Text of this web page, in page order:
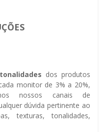
dos produtos
monitor de 3% a 20%,
nossos canais de
dúvida pertinente ao
texturas, tonalidades,